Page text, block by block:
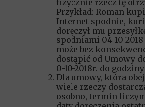
fizycznie rzecz tę
Przykład: Roman
Internet spodnie,
doręczył mu
spodniami 04-10-
może bez
dostąpić od Umowy
0-10-2018r. do
Dla umowy, która
wiele rzeczy
osobno, termin